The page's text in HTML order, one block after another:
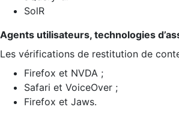
SolR
Agents utilisateurs, technologies
Les vérifications de restitution de
Firefox et NVDA ;
Safari et VoiceOver ;
Firefox et Jaws.